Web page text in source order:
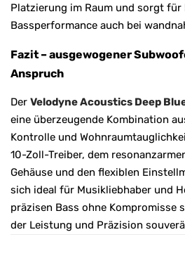
Platzierung im Raum und sorgt
Bassperformance auch bei
Fazit – ausgewogener
Anspruch
Der Velodyne Acoustics Deep
eine überzeugende Kombination
Kontrolle und
10-Zoll-Treiber, dem
Gehäuse und den flexiblen
sich ideal für Musikliebhaber und
präzisen Bass ohne Kompromisse
der Leistung und Präzision